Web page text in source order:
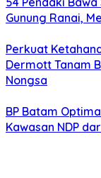
Gunung Ranai,
Perkuat
Dermott Tanam
Nongsa
BP Batam
Kawasan NDP